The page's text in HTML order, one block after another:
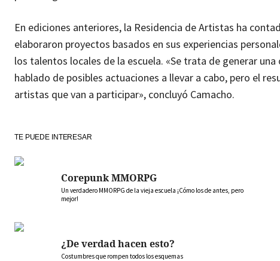
En ediciones anteriores, la Residencia de Artistas ha
elaboraron proyectos basados en sus experiencias
los talentos locales de la escuela. «Se trata de generar
hablado de posibles actuaciones a llevar a cabo, pero el
artistas que van a participar», concluyó Camacho.
TE PUEDE INTERESAR
Corepunk MMORPG
Un verdadero MMORPG de la vieja escuela ¡Cómo los de antes, pero
mejor!
¿De verdad hacen esto?
Costumbres que rompen todos los esquemas